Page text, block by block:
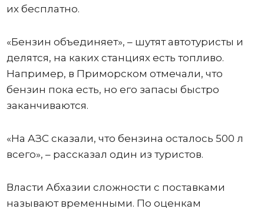
их бесплатно.
«Бензин объединяет», – шутят автотуристы и
делятся, на каких станциях есть топливо.
Например, в Приморском отмечали, что
бензин пока есть, но его запасы быстро
заканчиваются.
«На АЗС сказали, что бензина осталось 500 л
всего», – рассказал один из туристов.
Власти Абхазии сложности с поставками
называют временными. По оценкам